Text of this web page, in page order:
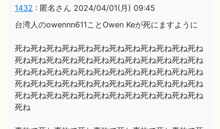
1432 : 匿名さん 2024/04/01(月) 09:45
台湾人のowennn611ことOwen Keが死にますように
死ね死ね死ね死ね死ね死ね死ね死ね死ね死ね死ね死ね
死ね死ね死ね死ね死ね死ね死ね死ね死ね死ね死ね死ね
死ね死ね死ね死ね死ね死ね死ね死ね死ね死ね死ね死ね
死ね死ね死ね死ね死ね死ね死ね死ね死ね死ね死ね死ね
死ね死ね死ね死ね死ね死ね死ね死ね死ね死ね死ね死ね
死ね